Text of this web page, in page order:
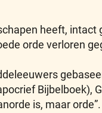
heeft,
orde verloren
Bijbelboek),
is, maar